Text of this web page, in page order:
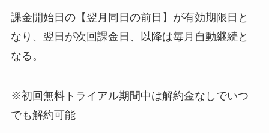
課金開始日の【翌月同日の前日】が有効期限日と
なり、翌日が次回課金日、以降は毎月自動継続と
なる。
※初回無料トライアル期間中は解約金なしでいつ
でも解約可能